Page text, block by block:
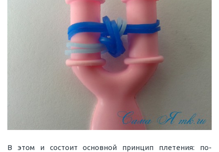
В этом и состоит основной принцип плетения: по-